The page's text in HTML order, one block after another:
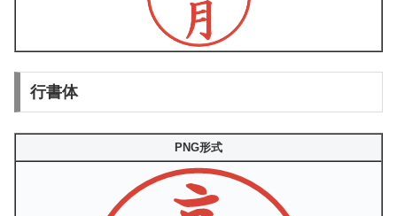
行書体
PNG形式